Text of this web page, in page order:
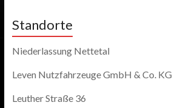
Standorte
Niederlassung Nettetal
Leven Nutzfahrzeuge GmbH & Co. KG
Leuther Straße 36